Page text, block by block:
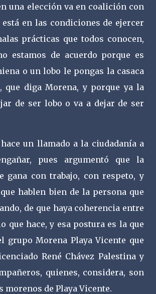
una elección va en coalición con
en las condiciones de ejercer
prácticas que todos conocen,
estamos de acuerdo porque es
o un lobo le pongas la casaca
que diga Morena, y porque ya la
de ser lobo o va a dejar de ser
un llamado a la ciudadanía a
pues argumentó que la
gana con trabajo, con respeto, y
hablen bien de la persona que
de que haya coherencia entre
que hace, y esa postura es la que
grupo Morena Playa Vicente que
René Chávez Palestina y
quienes, considera, son
morenos de Playa Vicente.